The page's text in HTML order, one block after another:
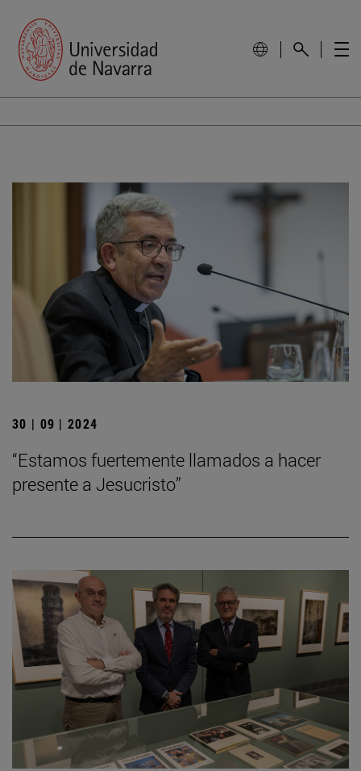
30 | 09 | 2024
“Estamos fuertemente llamados a hacer
presente a Jesucristo”